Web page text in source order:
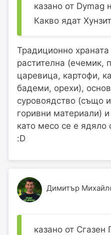
казано от Dymag
Какво ядат
Традиционно
растителна (ечемик,
царевица, картофи,
бадеми, орехи),
суровоядство (също
горивни материали)
като месо се е ядяло
:D
Димитър
казано от Сгазен